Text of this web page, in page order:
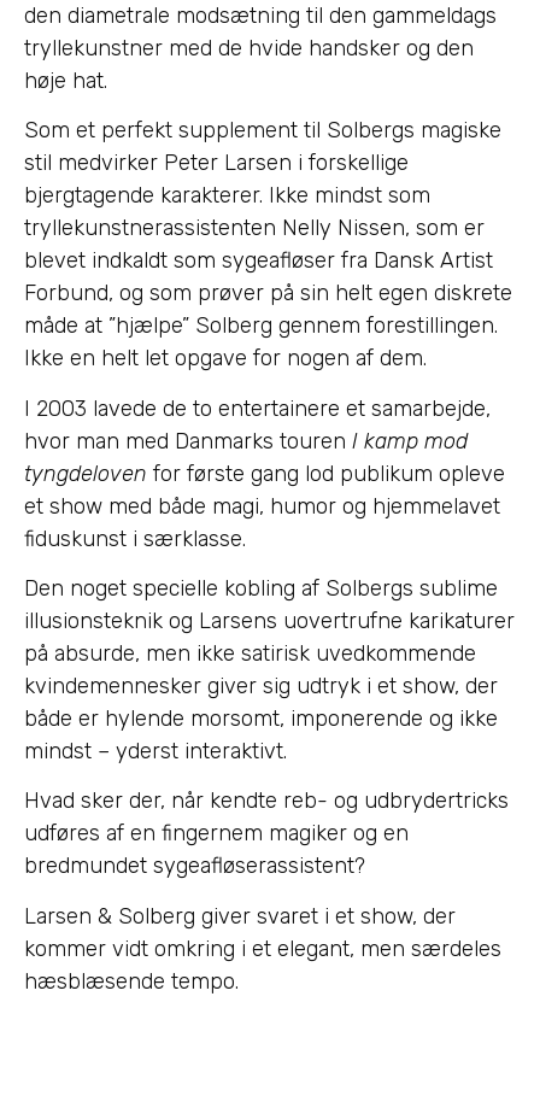
den diametrale modsætning til den gammeldags
tryllekunstner med de hvide handsker og den
høje hat.
Som et perfekt supplement til Solbergs magiske
stil medvirker Peter Larsen i forskellige
bjergtagende karakterer. Ikke mindst som
tryllekunstnerassistenten Nelly Nissen, som er
blevet indkaldt som sygeafløser fra Dansk Artist
Forbund, og som prøver på sin helt egen diskrete
måde at ”hjælpe” Solberg gennem forestillingen.
Ikke en helt let opgave for nogen af dem.
I 2003 lavede de to entertainere et samarbejde,
hvor man med Danmarks touren I kamp mod
tyngdeloven for første gang lod publikum opleve
et show med både magi, humor og hjemmelavet
fiduskunst i særklasse.
Den noget specielle kobling af Solbergs sublime
illusionsteknik og Larsens uovertrufne karikaturer
på absurde, men ikke satirisk uvedkommende
kvindemennesker giver sig udtryk i et show, der
både er hylende morsomt, imponerende og ikke
mindst – yderst interaktivt.
Hvad sker der, når kendte reb- og udbrydertricks
udføres af en fingernem magiker og en
bredmundet sygeafløserassistent?
Larsen & Solberg giver svaret i et show, der
kommer vidt omkring i et elegant, men særdeles
hæsblæsende tempo.